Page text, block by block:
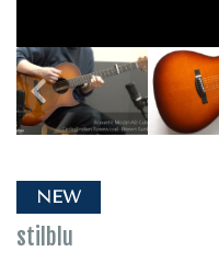
NEW
stilblu